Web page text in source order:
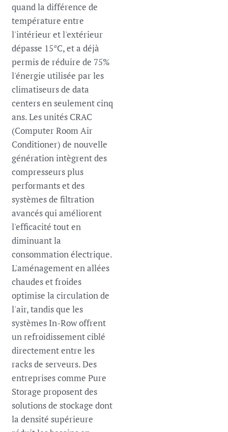
quand la différence de
température entre
l'intérieur et l'extérieur
dépasse 15°C, et a déjà
permis de réduire de 75%
l'énergie utilisée par les
climatiseurs de data
centers en seulement cinq
ans. Les unités CRAC
(Computer Room Air
Conditioner) de nouvelle
génération intègrent des
compresseurs plus
performants et des
systèmes de filtration
avancés qui améliorent
l'efficacité tout en
diminuant la
consommation électrique.
L'aménagement en allées
chaudes et froides
optimise la circulation de
l'air, tandis que les
systèmes In-Row offrent
un refroidissement ciblé
directement entre les
racks de serveurs. Des
entreprises comme Pure
Storage proposent des
solutions de stockage dont
la densité supérieure